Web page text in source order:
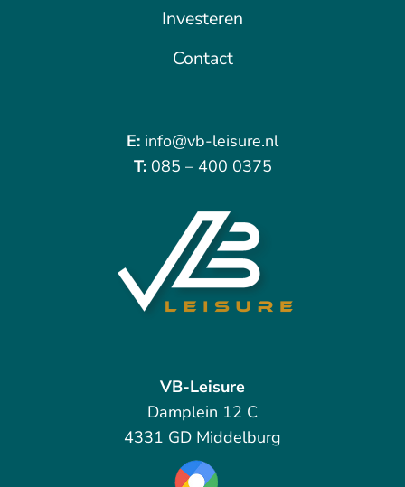
Investeren
Contact
E: info@vb-leisure.nl
T: 085 – 400 0375
VB-Leisure
Damplein 12 C
4331 GD Middelburg